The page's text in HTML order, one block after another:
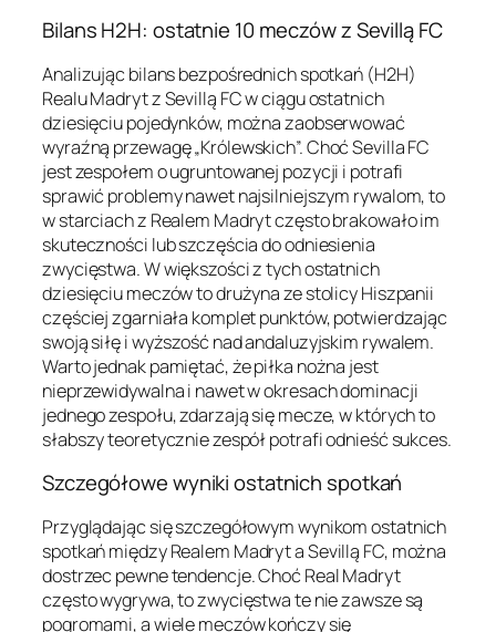
Bilans H2H: ostatnie 10 meczów z Sevillą FC
Analizując bilans bezpośrednich spotkań (H2H)
Realu Madryt z Sevillą FC w ciągu ostatnich
dziesięciu pojedynków, można zaobserwować
wyraźną przewagę „Królewskich”. Choć Sevilla FC
jest zespołem o ugruntowanej pozycji i potrafi
sprawić problemy nawet najsilniejszym rywalom, to
w starciach z Realem Madryt często brakowało im
skuteczności lub szczęścia do odniesienia
zwycięstwa. W większości z tych ostatnich
dziesięciu meczów to drużyna ze stolicy Hiszpanii
częściej zgarniała komplet punktów, potwierdzając
swoją siłę i wyższość nad andaluzyjskim rywalem.
Warto jednak pamiętać, że piłka nożna jest
nieprzewidywalna i nawet w okresach dominacji
jednego zespołu, zdarzają się mecze, w których to
słabszy teoretycznie zespół potrafi odnieść sukces.
Szczegółowe wyniki ostatnich spotkań
Przyglądając się szczegółowym wynikom ostatnich
spotkań między Realem Madryt a Sevillą FC, można
dostrzec pewne tendencje. Choć Real Madryt
często wygrywa, to zwycięstwa te nie zawsze są
pogromami, a wiele meczów kończy się